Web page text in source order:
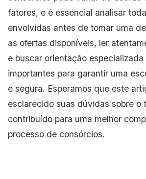
fatores, e é essencial analisar
envolvidas antes de tomar uma
as ofertas disponíveis, ler
e buscar orientação especializada
importantes para garantir uma
e segura. Esperamos que este
esclarecido suas dúvidas sobre o
contribuído para uma melhor
processo de consórcios.